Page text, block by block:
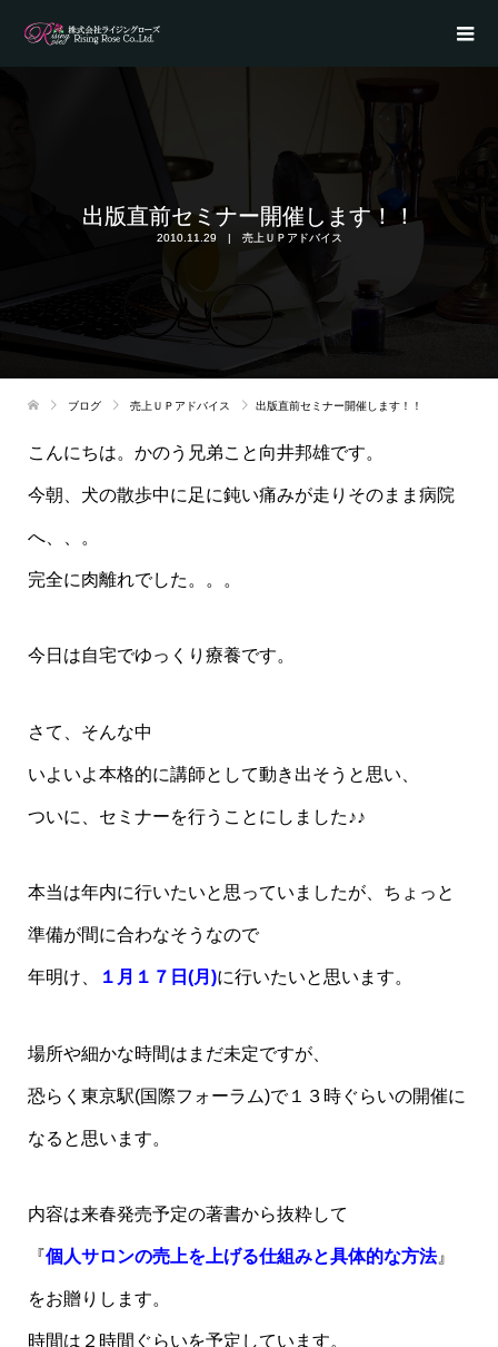
出版直前セミナー開催します！！
2010.11.29 売上ＵＰアドバイス
ブログ 売上ＵＰアドバイス 出版直前セミナー開催します！！
こんにちは。かのう兄弟こと向井邦雄です。
今朝、犬の散歩中に足に鈍い痛みが走りそのまま病院
へ、、。
完全に肉離れでした。。。
今日は自宅でゆっくり療養です。
さて、そんな中
いよいよ本格的に講師として動き出そうと思い、
ついに、セミナーを行うことにしました♪♪
本当は年内に行いたいと思っていましたが、ちょっと
準備が間に合わなそうなので
年明け、 １月１７日(月)に行いたいと思います。
場所や細かな時間はまだ未定ですが、
恐らく東京駅(国際フォーラム)で１３時ぐらいの開催に
なると思います。
内容は来春発売予定の著書から抜粋して
『個人サロンの売上を上げる仕組みと具体的な方法』
をお贈りします。
時間は２時間ぐらいを予定しています。